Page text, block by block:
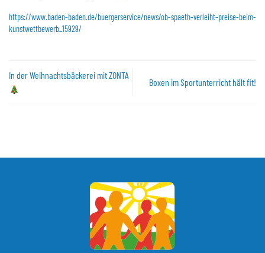
https://www.baden-baden.de/buergerservice/news/ob-spaeth-verleiht-preise-beim-
kunstwettbewerb_15929/
In der Weihnachtsbäckerei mit ZONTA
Boxen im Sportunterricht hält fit!